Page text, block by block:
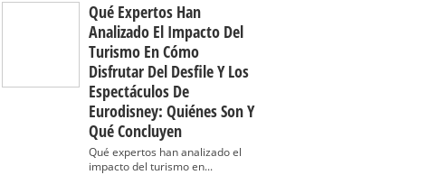
Qué Expertos Han
Analizado El Impacto Del
Turismo En Cómo
Disfrutar Del Desfile Y Los
Espectáculos De
Eurodisney: Quiénes Son Y
Qué Concluyen
Qué expertos han analizado el
impacto del turismo en...